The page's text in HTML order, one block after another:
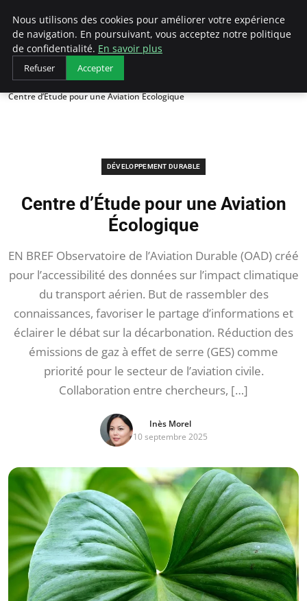
Arcticclimateemergency
Accueil
Développement durable
Centre d’Étude pour une Aviation Écologique
DÉVELOPPEMENT DURABLE
Centre d’Étude pour une Aviation
Écologique
EN BREF Observatoire de l’Aviation Durable (OAD) créé
pour l’accessibilité des données sur l’impact climatique
du transport aérien. But de rassembler des
connaissances, favoriser le partage d’informations et
éclairer le débat sur la décarbonation. Réduction des
émissions de gaz à effet de serre (GES) comme
priorité pour le secteur de l’aviation civile.
Collaboration entre chercheurs, […]
Inès Morel
10 septembre 2025
Nous utilisons des cookies pour améliorer votre expérience
de navigation. En poursuivant, vous acceptez notre politique
de confidentialité. En savoir plus
Refuser Accepter